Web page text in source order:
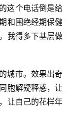
这个电话倒是给
和围绝经期保健
我得多下基层做
城市。效果出奇
胞解疑释惑，让
让自己的花样年